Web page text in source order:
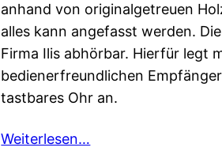
anhand von originalgetreuen
alles kann angefasst werden.
Firma Ilis abhörbar. Hierfür legt
bedienerfreundlichen
tastbares Ohr an.
Weiterlesen…